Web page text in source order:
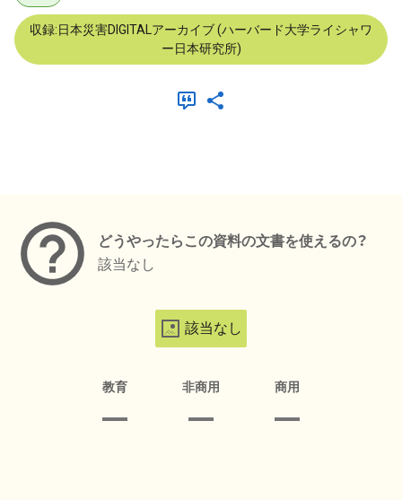
収録:日本災害DIGITALアーカイブ (ハーバード大学ライシャワ
ー日本研究所)
どうやったらこの資料の文書を使えるの？
該当なし
該当なし
教育 非商用 商用